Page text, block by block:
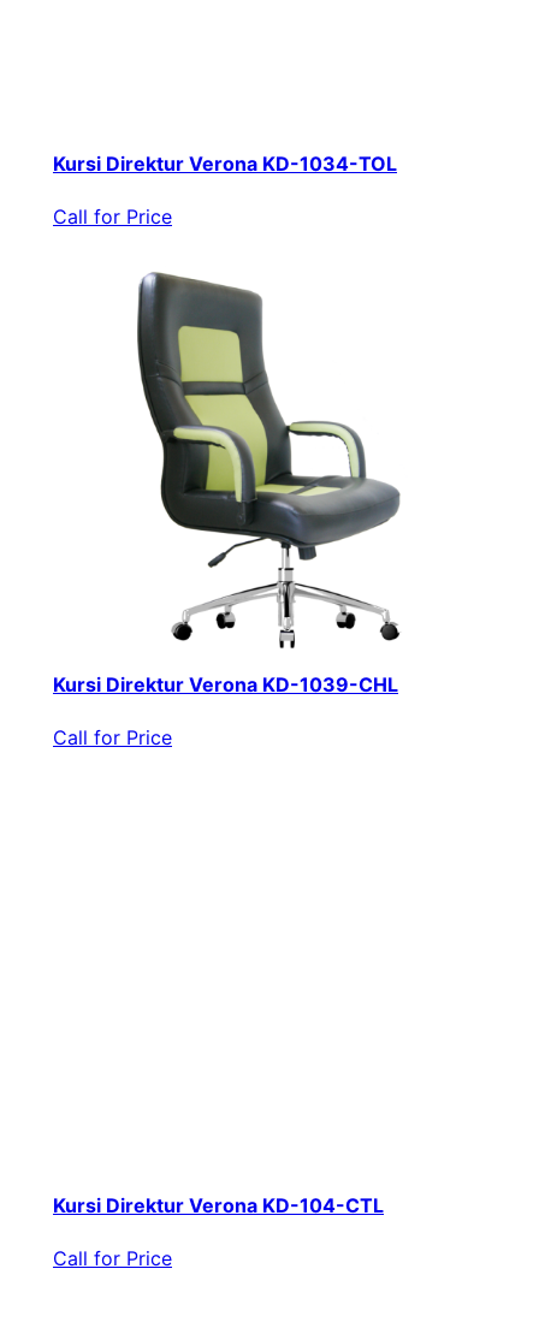
Kursi Direktur Verona KD-1034-TOL
Call for Price
Kursi Direktur Verona KD-1039-CHL
Call for Price
Kursi Direktur Verona KD-104-CTL
Call for Price